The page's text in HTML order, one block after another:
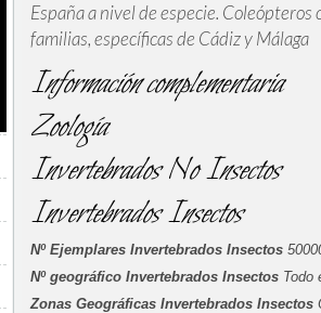
España a nivel de especie.
familias, específicas de Cádiz y Málaga
Información complementaria
Zoología
Invertebrados No Insectos
Invertebrados Insectos
Nº Ejemplares Invertebrados Insectos
Nº geográfico Invertebrados Insectos Todo
Zonas Geográficas Invertebrados Insectos